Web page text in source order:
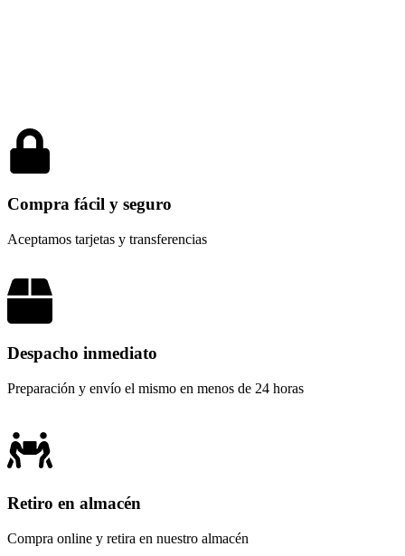
Compra fácil y seguro
Aceptamos tarjetas y transferencias
Despacho inmediato
Preparación y envío el mismo en menos de 24 horas
Retiro en almacén
Compra online y retira en nuestro almacén